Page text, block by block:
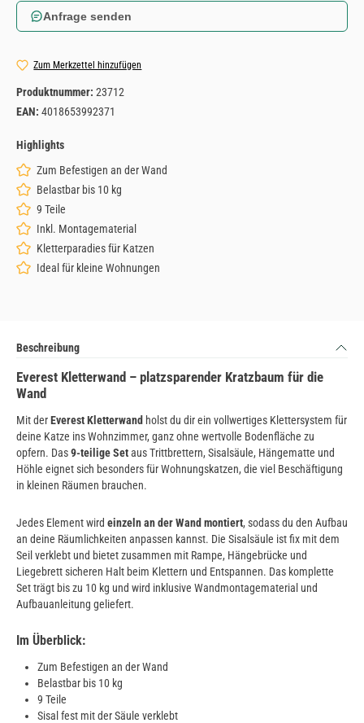
Anfrage senden
Zum Merkzettel hinzufügen
Produktnummer: 23712
EAN: 4018653992371
Highlights
Zum Befestigen an der Wand
Belastbar bis 10 kg
9 Teile
Inkl. Montagematerial
Kletterparadies für Katzen
Ideal für kleine Wohnungen
Beschreibung
Everest Kletterwand – platzsparender Kratzbaum für die
Wand
Mit derEverest Kletterwand holst du dir ein vollwertiges Klettersystem für
deine Katze ins Wohnzimmer, ganz ohne wertvolle Bodenfläche zu
opfern. Das9-teilige Setaus Trittbrettern, Sisalsäule, Hängematte und
Höhle eignet sich besonders für Wohnungskatzen, die viel Beschäftigung
in kleinen Räumen brauchen.
Jedes Element wird einzeln an der Wand montiert, sodass du den Aufbau
an deine Räumlichkeiten anpassen kannst. Die Sisalsäule ist fix mit dem
Seil verklebt und bietet zusammen mit Rampe, Hängebrücke und
Liegebrett sicheren Halt beim Klettern und Entspannen. Das komplette
Set trägt bis zu 10 kg und wird inklusive Wandmontagematerial und
Aufbauanleitung geliefert.
Im Überblick:
Zum Befestigen an der Wand
Belastbar bis 10 kg
9 Teile
Sisal fest mit der Säule verklebt